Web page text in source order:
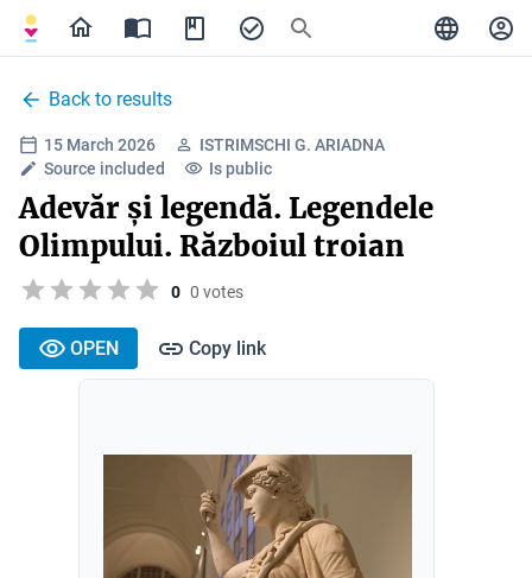
Back to results
15 March 2026
ISTRIMSCHI G. ARIADNA
Source included
Is public
Adevăr și legendă. Legendele
Olimpului. Războiul troian
0 0 votes
OPEN Copy link